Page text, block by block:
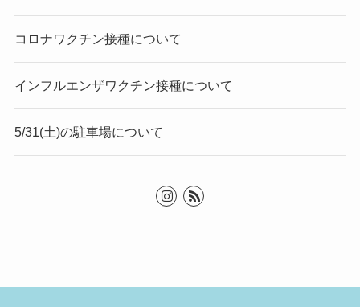
コロナワクチン接種について
インフルエンザワクチン接種について
5/31(土)の駐車場について